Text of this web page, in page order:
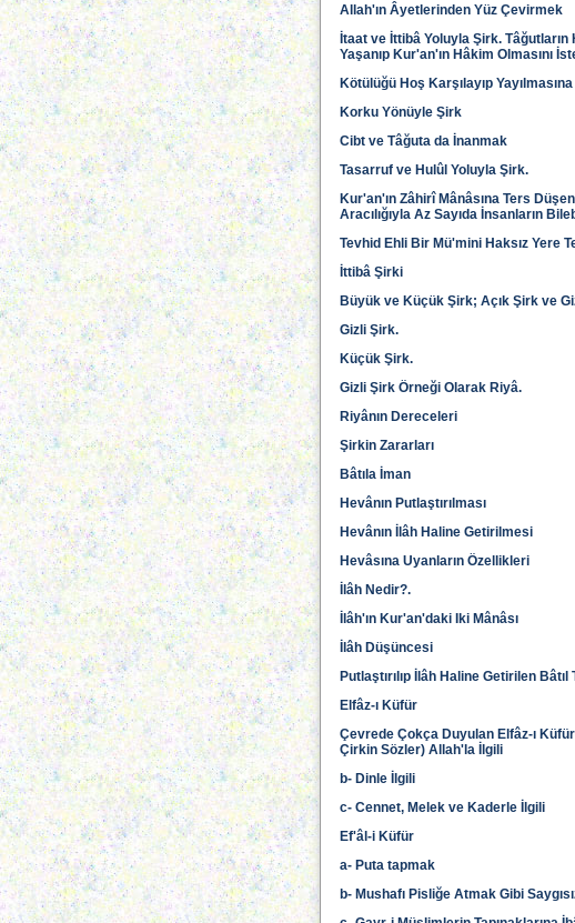
Allah'ın Âyetlerinden Yüz Çevirmek
İtaat ve İttibâ Yoluyla Şirk.
Yaşanıp Kur'an'ın Hâkim Olmasını
Kötülüğü Hoş Karşılayıp
Korku Yönüyle Şirk
Cibt ve Tâğuta da İnanmak
Tasarruf ve Hulûl Yoluyla Şirk.
Kur'an'ın Zâhirî Mânâsına Ters
Aracılığıyla Az Sayıda İnsanların
Tevhid Ehli Bir Mü'mini Haksız Yere
İttibâ Şirki
Büyük ve Küçük Şirk; Açık Şirk ve
Gizli Şirk.
Küçük Şirk.
Gizli Şirk Örneği Olarak Riyâ.
Riyânın Dereceleri
Şirkin Zararları
Bâtıla İman
Hevânın Putlaştırılması
Hevânın İlâh Haline Getirilmesi
Hevâsına Uyanların Özellikleri
İlâh Nedir?.
İlâh'ın Kur'an'daki Iki Mânâsı
İlâh Düşüncesi
Putlaştırılıp İlâh Haline Getirilen Bâtıl
Elfâz-ı Küfür
Çevrede Çokça Duyulan Elfâz-ı
Çirkin Sözler) Allah'la İlgili
b- Dinle İlgili
c- Cennet, Melek ve Kaderle İlgili
Ef'âl-i Küfür
a- Puta tapmak
b- Mushafı Pisliğe Atmak Gibi